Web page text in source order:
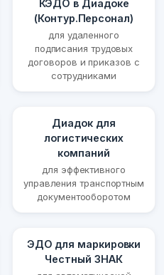
КЭДО в Диадоке
(Контур.Персонал)
для удаленного
подписания трудовых
договоров и приказов с
сотрудниками
Диадок для
логистических
компаний
для эффективного
управления транспортным
документооборотом
ЭДО для маркировки
Честный ЗНАК